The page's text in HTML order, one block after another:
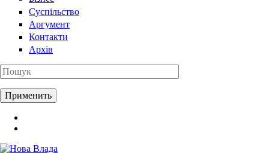
Суспільство
Аргумент
Контакти
Архів